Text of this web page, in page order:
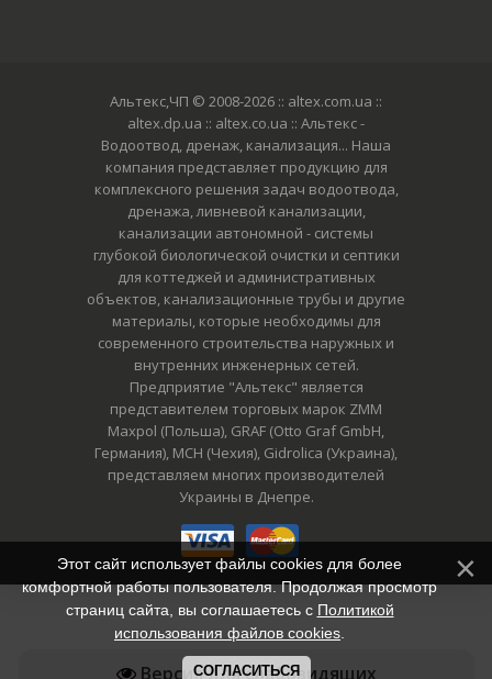
Версия для слабовидящих
Альтекс,ЧП © 2008-2026 :: altex.com.ua ::
altex.dp.ua :: altex.co.ua :: Альтекс -
Водоотвод, дренаж, канализация... Наша
компания представляет продукцию для
комплексного решения задач водоотвода,
дренажа, ливневой канализации,
канализации автономной - системы
глубокой биологической очистки и септики
для коттеджей и административных
объектов, канализационные трубы и другие
материалы, которые необходимы для
современного строительства наружных и
внутренних инженерных сетей.
Предприятие "Альтекс" является
представителем торговых марок ZMM
Maxpol (Польша), GRAF (Otto Graf GmbH,
Германия), MCH (Чехия), Gidrolica (Украина),
представляем многих производителей
Украины в Днепре.
Этот сайт использует файлы cookies для более
комфортной работы пользователя. Продолжая просмотр
страниц сайта, вы соглашаетесь с Политикой
использования файлов cookies
СОГЛАСИТЬСЯ